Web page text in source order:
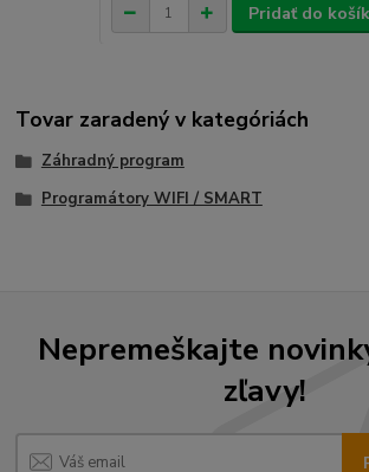
Pridať do
Tovar zaradený v kategóriách
Záhradný program
Programátory WIFI / SMART
Nepremeškajte
zľavy!